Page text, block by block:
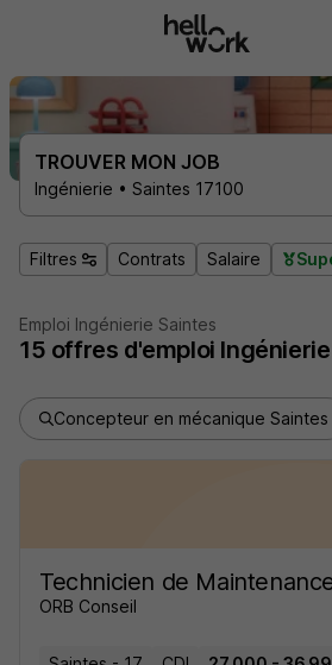
TROUVER MON JOB
Ingénierie • Saintes 17100
Filtres Contrats Salaire
Emploi Ingénierie Saintes
15 offres d'emploi
Concepteur en mécanique Saintes
Technicien de
ORB Conseil